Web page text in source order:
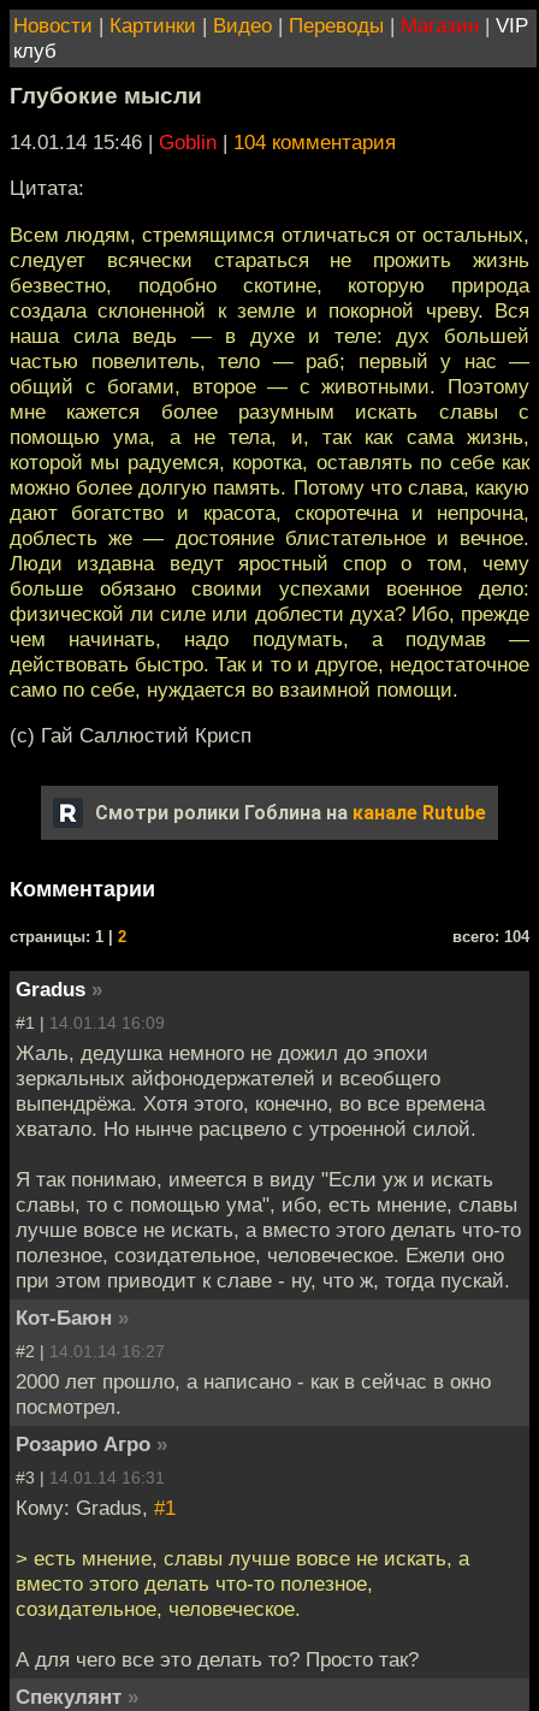
Новости | Картинки | Видео | Переводы | Магазин | VIP
клуб
Глубокие мысли
14.01.14 15:46 | Goblin | 104 комментария
Цитата:
Всем людям, стремящимся отличаться от остальных,
следует всячески стараться не прожить жизнь
безвестно, подобно скотине, которую природа
создала склоненной к земле и покорной чреву. Вся
наша сила ведь — в духе и теле: дух большей
частью повелитель, тело — раб; первый у нас —
общий с богами, второе — с животными. Поэтому
мне кажется более разумным искать славы с
помощью ума, а не тела, и, так как сама жизнь,
которой мы радуемся, коротка, оставлять по себе как
можно более долгую память. Потому что слава, какую
дают богатство и красота, скоротечна и непрочна,
доблесть же — достояние блистательное и вечное.
Люди издавна ведут яростный спор о том, чему
больше обязано своими успехами военное дело:
физической ли силе или доблести духа? Ибо, прежде
чем начинать, надо подумать, а подумав —
действовать быстро. Так и то и другое, недостаточное
само по себе, нуждается во взаимной помощи.
(с) Гай Саллюстий Крисп
Смотри ролики Гоблина на канале Rutube
Комментарии
cтраницы: 1 | 2 всего: 104
Gradus »
#1 | 14.01.14 16:09
Жаль, дедушка немного не дожил до эпохи
зеркальных айфонодержателей и всеобщего
выпендрёжа. Хотя этого, конечно, во все времена
хватало. Но нынче расцвело с утроенной силой.
Я так понимаю, имеется в виду "Если уж и искать
славы, то с помощью ума", ибо, есть мнение, славы
лучше вовсе не искать, а вместо этого делать что-то
полезное, созидательное, человеческое. Ежели оно
при этом приводит к славе - ну, что ж, тогда пускай.
Кот-Баюн »
#2 | 14.01.14 16:27
2000 лет прошло, а написано - как в сейчас в окно
посмотрел.
Розарио Агро »
#3 | 14.01.14 16:31
Кому: Gradus, #1
> есть мнение, славы лучше вовсе не искать, а
вместо этого делать что-то полезное,
созидательное, человеческое.
А для чего все это делать то? Просто так?
Спекулянт »